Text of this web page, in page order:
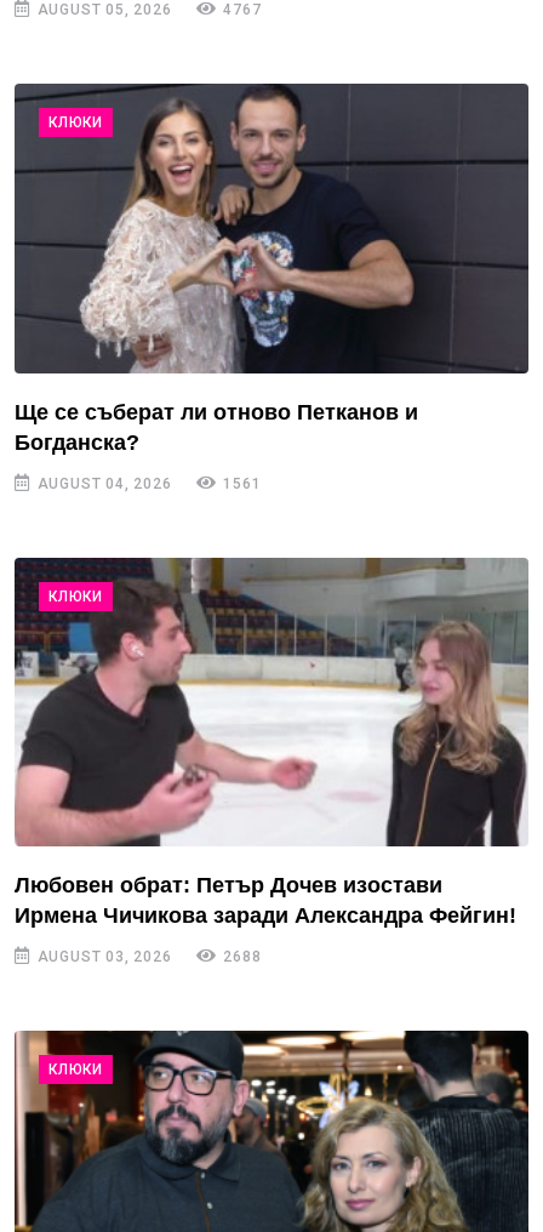
AUGUST 05, 2026 4767
КЛЮКИ
Ще се съберат ли отново Петканов и
Богданска?
AUGUST 04, 2026 1561
КЛЮКИ
Любовен обрат: Петър Дочев изостави
Ирмена Чичикова заради Александра Фейгин!
AUGUST 03, 2026 2688
КЛЮКИ